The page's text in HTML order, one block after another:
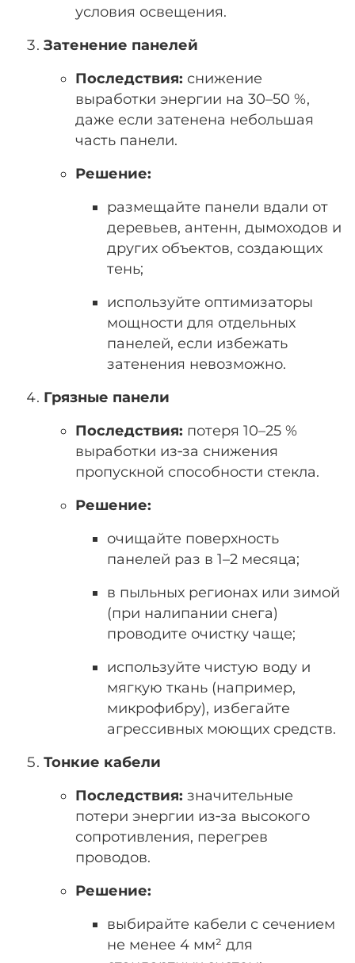
условия освещения.
Затенение панелей
Последствия: снижение
выработки энергии на 30–50 %,
даже если затенена небольшая
часть панели.
Решение:
размещайте панели вдали от
деревьев, антенн, дымоходов и
других объектов, создающих
тень;
используйте оптимизаторы
мощности для отдельных
панелей, если избежать
затенения невозможно.
Грязные панели
Последствия: потеря 10–25 %
выработки из‑за снижения
пропускной способности стекла.
Решение:
очищайте поверхность
панелей раз в 1–2 месяца;
в пыльных регионах или зимой
(при налипании снега)
проводите очистку чаще;
используйте чистую воду и
мягкую ткань (например,
микрофибру), избегайте
агрессивных моющих средств.
Тонкие кабели
Последствия: значительные
потери энергии из‑за высокого
сопротивления, перегрев
проводов.
Решение:
выбирайте кабели с сечением
не менее 4 мм² для